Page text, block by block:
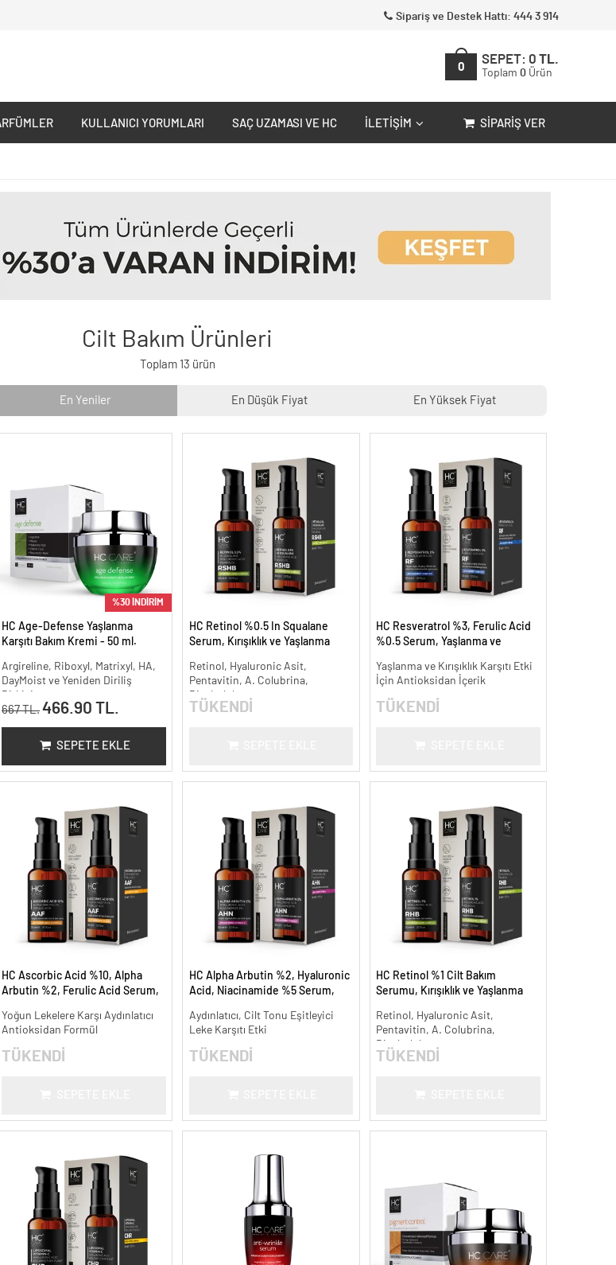
Sipariş ve Destek Hattı: 444 3 914
0
SEPET: 0 TL.
Toplam 0 Ürün
KULLANICI YORUMLARI SAÇ UZAMASI VE HC İLETIŞIM SIPARIŞ VER
Cilt Bakım Ürünleri
Toplam 13 ürün
En Yeniler En Düşük Fiyat En Yüksek Fiyat
%30 İNDİRİM
HC Age-Defense Yaşlanma
Karşıtı Bakım Kremi - 50 ml.
Argireline, Riboxyl, Matrixyl, HA,
DayMoist ve Yeniden Diriliş
667 TL. 466.90 TL.
SEPETE EKLE
HC Retinol %0.5 In Squalane
Serum, Kırışıklık ve Yaşlanma
Retinol, Hyaluronic Asit,
Pentavitin, A. Colubrina,
Bisabolol
TÜKENDİ
HC Resveratrol %3, Ferulic Acid
%0.5 Serum, Yaşlanma ve
Yaşlanma ve Kırışıklık Karşıtı Etki
İçin Antioksidan İçerik
TÜKENDİ
HC Ascorbic Acid %10, Alpha
Arbutin %2, Ferulic Acid Serum,
ml.
Yoğun Lekelere Karşı Aydınlatıcı
Antioksidan Formül
TÜKENDİ
HC Alpha Arbutin %2, Hyaluronic
Acid, Niacinamide %5 Serum,
Aydınlatıcı, Cilt Tonu Eşitleyici
Leke Karşıtı Etki
TÜKENDİ
HC Retinol %1 Cilt Bakım
Serumu, Kırışıklık ve Yaşlanma
Retinol, Hyaluronic Asit,
Pentavitin, A. Colubrina,
Bisabolol
TÜKENDİ